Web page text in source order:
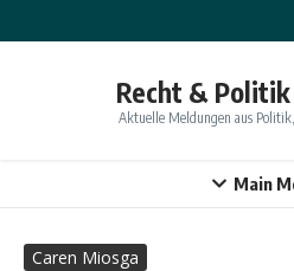
Recht & Politik
Aktuelle Meldungen aus
Main
Caren Miosga